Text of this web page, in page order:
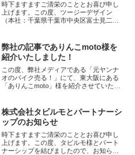
時下ますますご清栄のこととお喜び申し
上げます。この度、ツージーデザイン
（本社：千葉県千葉市中央区富士見二丁
します。当社は、Webマーケティング事
業を展開しており、...
弊社の記事でありんこmoto様を
紹介いたしました！
この度、弊社メディアである「元ヤンナ
オのバイク売る！」にて、東大阪にある
「ありんこmoto」様を紹介させていただ
常に力を入れているショップです。日頃
のメンテナンスや...
株式会社タビルモとパートナーシ
ップのお知らせ
時下ますますご清栄のこととお喜び申し
上げます。この度、タビルモ様とパート
ナーシップを結びましたので、お知らせ